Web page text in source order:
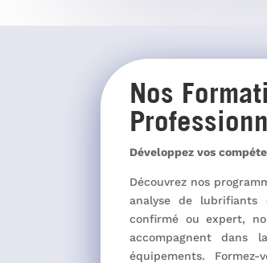
Nos
Développez vos
Découvrez nos
analyse de lubrifiants
confirmé ou expert,
accompagnent dans
équipements.